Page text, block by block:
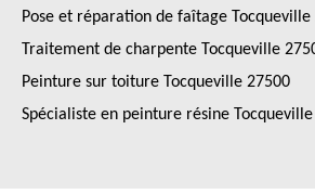
Pose et réparation de faîtage Tocqueville
Traitement de charpente Tocqueville
Peinture sur toiture Tocqueville 27500
Spécialiste en peinture résine